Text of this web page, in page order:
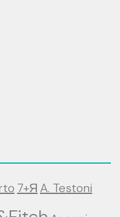
7+Я A. Testoni